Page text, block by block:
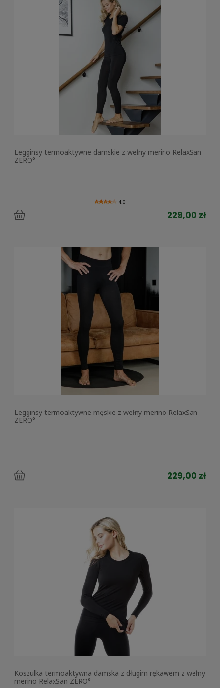
Legginsy termoaktywne damskie z wełny merino RelaxSan
ZERO°
4.0
229,00 zł
Legginsy termoaktywne męskie z wełny merino RelaxSan
ZERO°
229,00 zł
Koszulka termoaktywna damska z długim rękawem z wełny
merino RelaxSan ZERO°